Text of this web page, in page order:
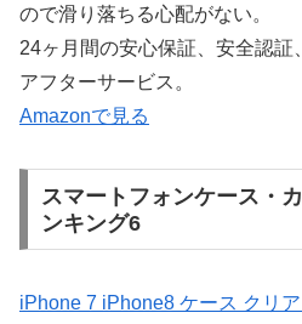
ので滑り落ちる心配がない。
24ヶ月間の安心保証、安全認証
アフターサービス。
Amazonで見る
スマートフォンケース・
ンキング6
iPhone 7 iPhone8 ケース クリ